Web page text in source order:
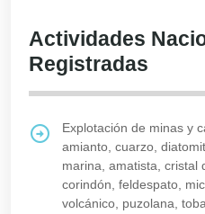
Actividades
Registradas
Explotación de minas y
amianto, cuarzo,
marina, amatista, cristal
corindón, feldespato,
volcánico, puzolana,